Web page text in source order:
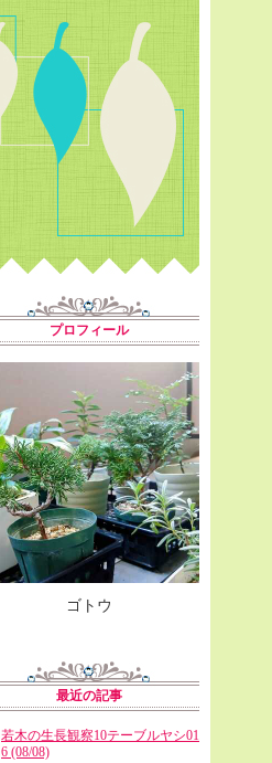
プロフィール
ゴトウ
最近の記事
若木の生長観察10テーブルヤシ01
6 (08/08)